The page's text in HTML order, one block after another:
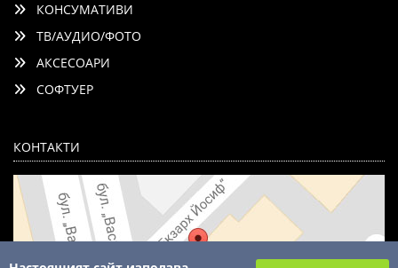
КОНСУМАТИВИ
ТВ/АУДИО/ФОТО
АКСЕСОАРИ
СОФТУЕР
КОНТАКТИ